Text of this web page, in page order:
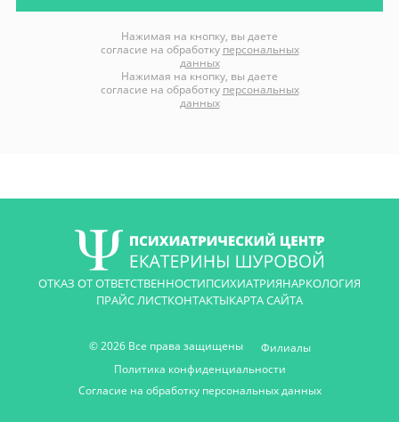
Нажимая на кнопку, вы даете
согласие на обработку персональных
данных
Нажимая на кнопку, вы даете
согласие на обработку персональных
данных
ОТКАЗ ОТ ОТВЕТСТВЕННОСТИПСИХИАТРИЯНАРКОЛОГИЯ
ПРАЙС ЛИСТКОНТАКТЫКАРТА САЙТА
© 2026 Все права защищены
Филиалы
Политика конфиденциальности
Согласие на обработку персональных данных